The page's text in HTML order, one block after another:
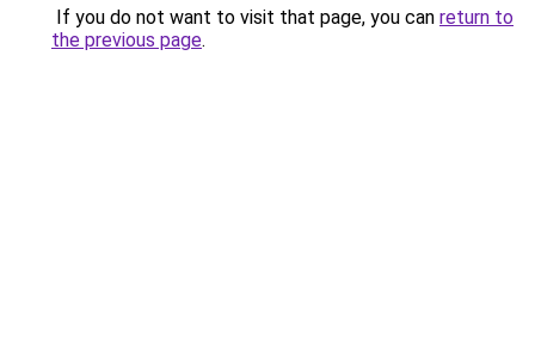
If you do not want to visit that page, you can return to
the previous page.